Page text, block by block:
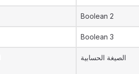
Boolean 2
Boolean 3
الصيغة الحسابية